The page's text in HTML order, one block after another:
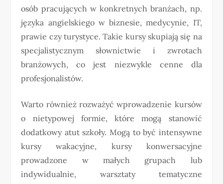
osób pracujących w konkretnych branżach, np.
języka angielskiego w biznesie, medycynie, IT,
prawie czy turystyce. Takie kursy skupiają się na
specjalistycznym słownictwie i zwrotach
branżowych, co jest niezwykle cenne dla
profesjonalistów.
Warto również rozważyć wprowadzenie kursów
o nietypowej formie, które mogą stanowić
dodatkowy atut szkoły. Mogą to być intensywne
kursy wakacyjne, kursy konwersacyjne
prowadzone w małych grupach lub
indywidualnie, warsztaty tematyczne